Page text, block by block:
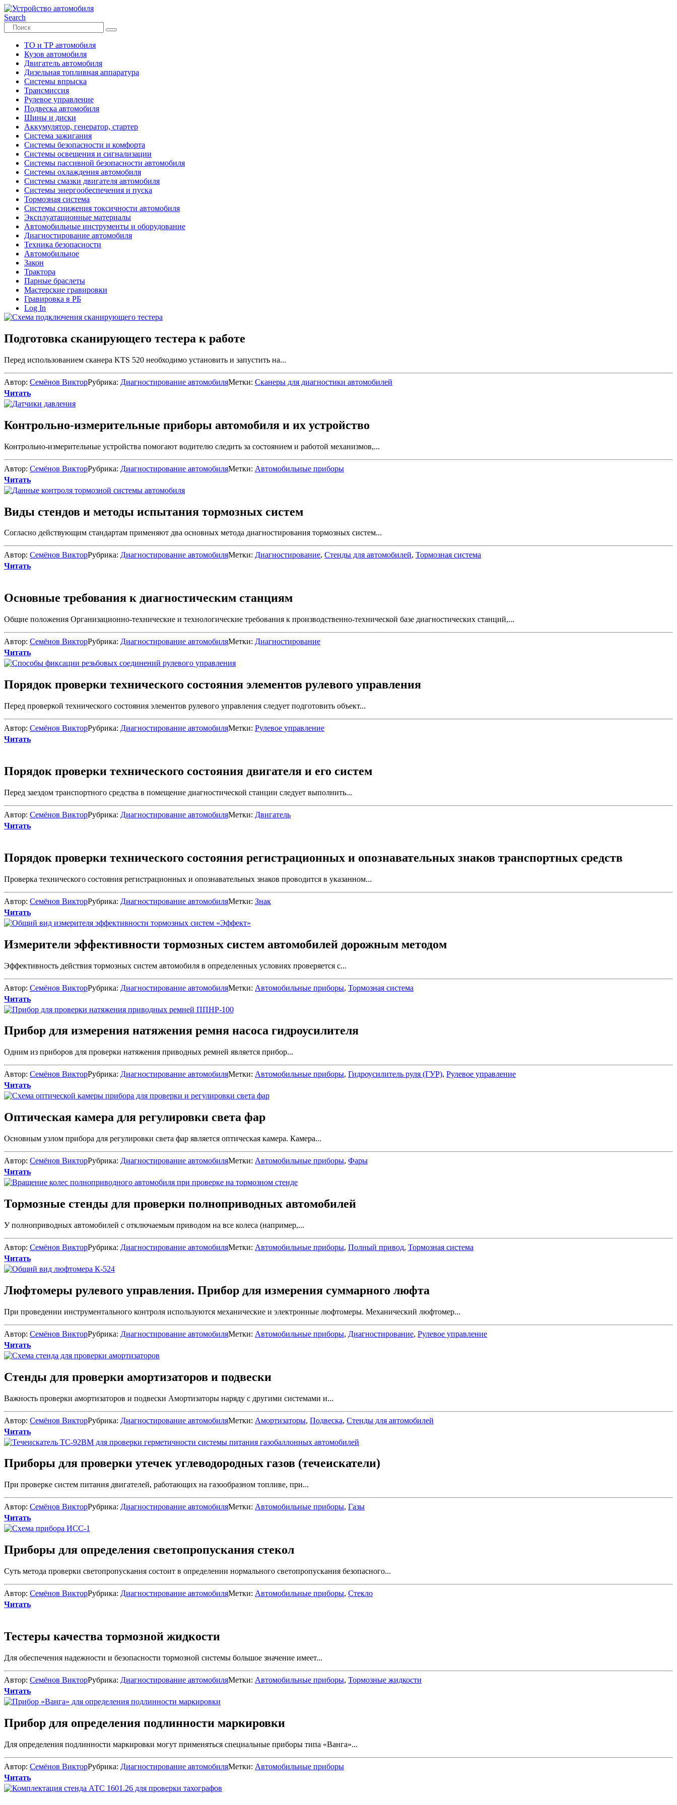
Search
ТО и ТР автомобиля
Кузов автомобиля
Двигатель автомобиля
Дизельная топливная аппаратура
Системы впрыска
Трансмиссия
Рулевое управление
Подвеска автомобиля
Шины и диски
Аккумулятор, генератор, стартер
Система зажигания
Системы безопасности и комфорта
Системы освещения и сигнализации
Системы пассивной безопасности автомобиля
Системы охлаждения автомобиля
Системы смазки двигателя автомобиля
Системы энергообеспечения и пуска
Тормозная система
Системы снижения токсичности автомобиля
Эксплуатационные материалы
Автомобильные инструменты и оборудование
Диагностирование автомобиля
Техника безопасности
Автомобильное
Закон
Трактора
Парные браслеты
Мастерские гравировки
Гравировка в РБ
Log In
Подготовка сканирующего тестера к работе
Перед использованием сканера KTS 520 необходимо установить и запустить на...
Автор: Семёнов ВикторРубрика: Диагностирование автомобиляМетки: Сканеры для диагностики автомобилей
Читать
Контрольно-измерительные приборы автомобиля и их устройство
Контрольно-измерительные устройства помогают водителю следить за состоянием и работой механизмов,...
Автор: Семёнов ВикторРубрика: Диагностирование автомобиляМетки: Автомобильные приборы
Читать
Виды стендов и методы испытания тормозных систем
Согласно действующим стандартам применяют два основных метода диагностирования тормозных систем...
Автор: Семёнов ВикторРубрика: Диагностирование автомобиляМетки: Диагностирование, Стенды для автомобилей, Тормозная система
Читать
Основные требования к диагностическим станциям
Общие положения Организационно-технические и технологические требования к производственно-технической базе диагностических станций,...
Автор: Семёнов ВикторРубрика: Диагностирование автомобиляМетки: Диагностирование
Читать
Порядок проверки технического состояния элементов рулевого управления
Перед проверкой технического состояния элементов рулевого управления следует подготовить объект...
Автор: Семёнов ВикторРубрика: Диагностирование автомобиляМетки: Рулевое управление
Читать
Порядок проверки технического состояния двигателя и его систем
Перед заездом транспортного средства в помещение диагностической станции следует выполнить...
Автор: Семёнов ВикторРубрика: Диагностирование автомобиляМетки: Двигатель
Читать
Порядок проверки технического состояния регистрационных и опознавательных знаков транспортных средств
Проверка технического состояния регистрационных и опознавательных знаков проводится в указанном...
Автор: Семёнов ВикторРубрика: Диагностирование автомобиляМетки: Знак
Читать
Измерители эффективности тормозных систем автомобилей дорожным методом
Эффективность действия тормозных систем автомобиля в определенных условиях проверяется с...
Автор: Семёнов ВикторРубрика: Диагностирование автомобиляМетки: Автомобильные приборы, Тормозная система
Читать
Прибор для измерения натяжения ремня насоса гидроусилителя
Одним из приборов для проверки натяжения приводных ремней является прибор...
Автор: Семёнов ВикторРубрика: Диагностирование автомобиляМетки: Автомобильные приборы, Гидроусилитель руля (ГУР), Рулевое управление
Читать
Оптическая камера для регулировки света фар
Основным узлом прибора для регулировки света фар является оптическая камера. Камера...
Автор: Семёнов ВикторРубрика: Диагностирование автомобиляМетки: Автомобильные приборы, Фары
Читать
Тормозные стенды для проверки полноприводных автомобилей
У полноприводных автомобилей с отключаемым приводом на все колеса (например,...
Автор: Семёнов ВикторРубрика: Диагностирование автомобиляМетки: Автомобильные приборы, Полный привод, Тормозная система
Читать
Люфтомеры рулевого управления. Прибор для измерения суммарного люфта
При проведении инструментального контроля используются механические и электронные люфтомеры. Механический люфтомер...
Автор: Семёнов ВикторРубрика: Диагностирование автомобиляМетки: Автомобильные приборы, Диагностирование, Рулевое управление
Читать
Стенды для проверки амортизаторов и подвески
Важность проверки амортизаторов и подвески Амортизаторы наряду с другими системами и...
Автор: Семёнов ВикторРубрика: Диагностирование автомобиляМетки: Амортизаторы, Подвеска, Стенды для автомобилей
Читать
Приборы для проверки утечек углеводородных газов (течеискатели)
При проверке систем питания двигателей, работающих на газообразном топливе, при...
Автор: Семёнов ВикторРубрика: Диагностирование автомобиляМетки: Автомобильные приборы, Газы
Читать
Приборы для определения светопропускания стекол
Суть метода проверки светопропускания состоит в определении нормального светопропускания безопасного...
Автор: Семёнов ВикторРубрика: Диагностирование автомобиляМетки: Автомобильные приборы, Стекло
Читать
Тестеры качества тормозной жидкости
Для обеспечения надежности и безопасности тормозной системы большое значение имеет...
Автор: Семёнов ВикторРубрика: Диагностирование автомобиляМетки: Автомобильные приборы, Тормозные жидкости
Читать
Прибор для определения подлинности маркировки
Для определения подлинности маркировки могут применяться специальные приборы типа «Ванга»...
Автор: Семёнов ВикторРубрика: Диагностирование автомобиляМетки: Автомобильные приборы
Читать